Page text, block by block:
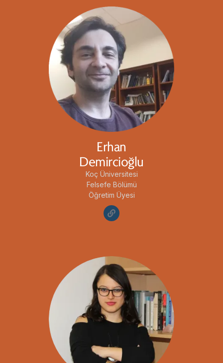
Erhan
Demircioğlu
Koç Üniversitesi
Felsefe Bölümü
Öğretim Üyesi